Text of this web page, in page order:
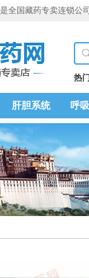
是全国藏药专卖连锁公司
热
肝胆系统 呼